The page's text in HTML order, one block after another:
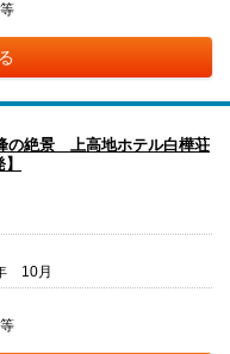
の絶景 上高地ホテル白樺荘
10月